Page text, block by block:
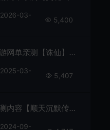
2026-03-
5,400
爱游网单亲测【诛仙】单机版5职业怀旧V422GM后台可刷物品元宝虚拟机一键端
2025-03-
5,407
亲测内容【顺天沉默传奇】3职业亲测视频安装教学免虚拟机GM后台无限元宝金币
2024-09-